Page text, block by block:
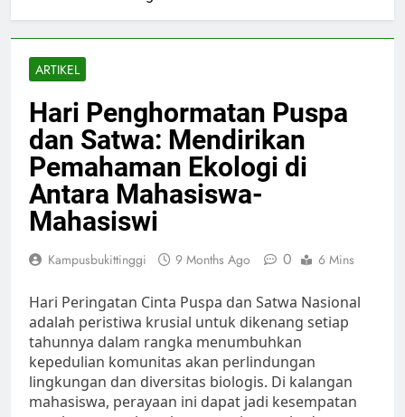
ARTIKEL
Hari Penghormatan Puspa
dan Satwa: Mendirikan
Pemahaman Ekologi di
Antara Mahasiswa-
Mahasiswi
Kampusbukittinggi 9 Months Ago 0 6 Mins
Hari Peringatan Cinta Puspa dan Satwa Nasional
adalah peristiwa krusial untuk dikenang setiap
tahunnya dalam rangka menumbuhkan
kepedulian komunitas akan perlindungan
lingkungan dan diversitas biologis. Di kalangan
mahasiswa, perayaan ini dapat jadi kesempatan